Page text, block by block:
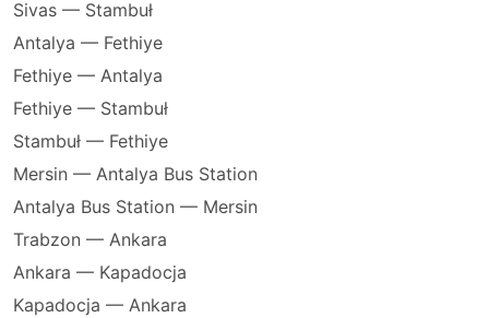
Sivas — Stambuł
Antalya — Fethiye
Fethiye — Antalya
Fethiye — Stambuł
Stambuł — Fethiye
Mersin — Antalya Bus Station
Antalya Bus Station — Mersin
Trabzon — Ankara
Ankara — Kapadocja
Kapadocja — Ankara